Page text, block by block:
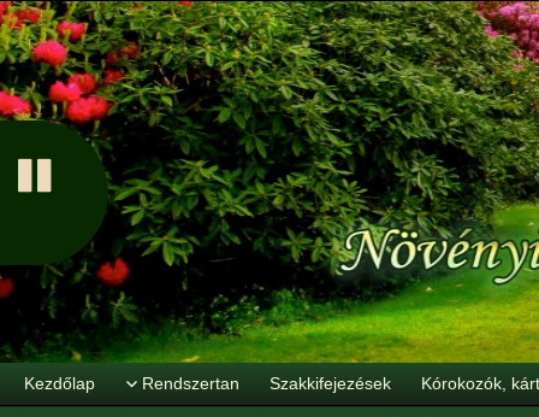
Kezdőlap Rendszertan Szakkifejezések Kórokozók,